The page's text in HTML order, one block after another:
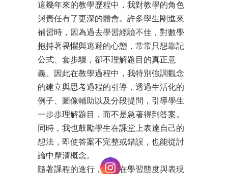
這幾年來的教學歷程中，我對教學的角色
與責任有了更深的體會。許多學生剛進來
補習時，因為過去學習經驗不佳，對數學
抱持著畏懼與逃避的心態，常常只想靠記
公式、套步驟，卻不理解題目的真正意
義。因此在教學過程中，我特別強調觀念
的建立與思考過程的引導，透過生活化的
例子、圖像輔助以及分段提問，引導學生
一步步理解題目，而不是急著得到答案。
同時，我也鼓勵學生在課堂上表達自己的
想法，即使答案不完整或錯誤，也能從討
論中釐清概念。
隨著課程的進行，學生在學習態度與表現